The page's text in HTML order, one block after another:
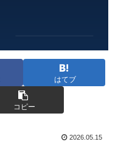
はてブ
コピー
2026.05.15